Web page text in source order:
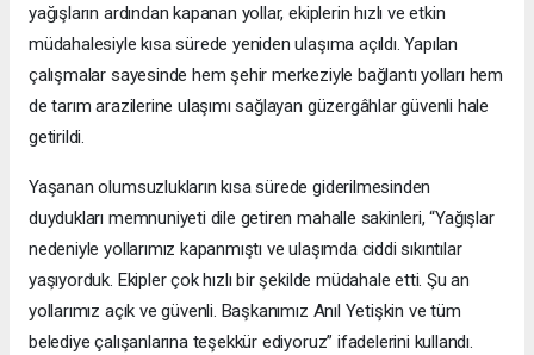
yağışların ardından kapanan yollar, ekiplerin hızlı ve etkin
müdahalesiyle kısa sürede yeniden ulaşıma açıldı. Yapılan
çalışmalar sayesinde hem şehir merkeziyle bağlantı yolları hem
de tarım arazilerine ulaşımı sağlayan güzergâhlar güvenli hale
getirildi.
Yaşanan olumsuzlukların kısa sürede giderilmesinden
duydukları memnuniyeti dile getiren mahalle sakinleri, “Yağışlar
nedeniyle yollarımız kapanmıştı ve ulaşımda ciddi sıkıntılar
yaşıyorduk. Ekipler çok hızlı bir şekilde müdahale etti. Şu an
yollarımız açık ve güvenli. Başkanımız Anıl Yetişkin ve tüm
belediye çalışanlarına teşekkür ediyoruz” ifadelerini kullandı.